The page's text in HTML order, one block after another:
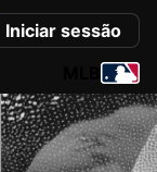
Iniciar sessão